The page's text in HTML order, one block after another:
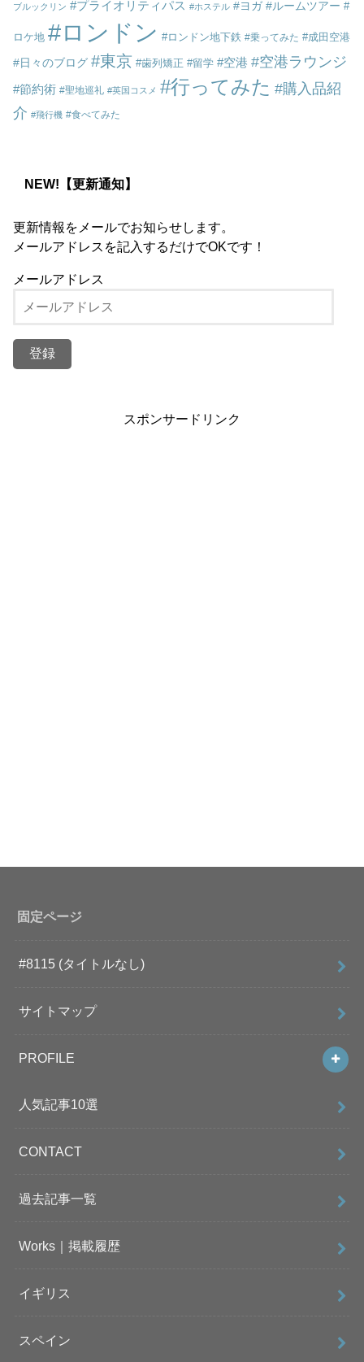
ブルックリン プライオリティパス ホステル ヨガ ルームツアー
ロケ地 ロンドン ロンドン地下鉄 乗ってみた 成田空港
日々のブログ 東京 歯列矯正 留学 空港 空港ラウンジ
節約術 聖地巡礼 英国コスメ 行ってみた
購入品紹
介
飛行機 食べてみた
NEW!【更新通知】
更新情報をメールでお知らせします。
メールアドレスを記入するだけでOKです！
メールアドレス
スポンサードリンク
固定ページ
#8115 (タイトルなし)
サイトマップ
PROFILE
人気記事10選
CONTACT
過去記事一覧
Works｜掲載履歴
イギリス
スペイン